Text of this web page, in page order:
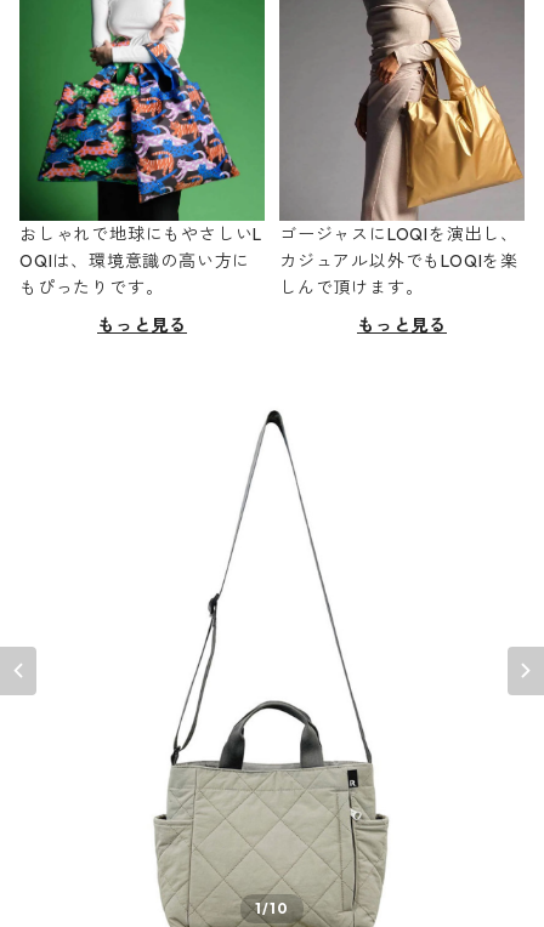
おしゃれで地球にもやさしいL
OQIは、環境意識の高い方に
もぴったりです。
もっと見る
ゴージャスにLOQIを演出し、
カジュアル以外でもLOQIを楽
しんで頂けます。
もっと見る
1/10